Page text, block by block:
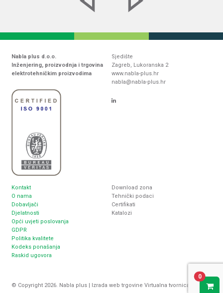
Nabla plus d.o.o.
Inženjering, proizvodnja i trgovina
elektrotehničkim proizvodima
Sjedište
Zagreb, Lukoranska 2
www.nabla-plus.hr
nabla@nabla-plus.hr
Kontakt
O nama
Dobavljači
Djelatnosti
Opći uvjeti poslovanja
GDPR
Politika kvalitete
Kodeks ponašanja
Raskid ugovora
Download zona
Tehnički podaci
Certifikati
Katalozi
© Copyright 2026. Nabla plus | Izrada web trgovine Virtualna tvornica
0